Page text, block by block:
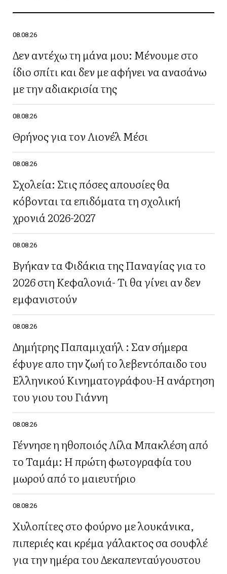
08.08.26
Δεν αντέχω τη μάνα μου: Μένουμε στο
ίδιο σπίτι και δεν με αφήνει να ανασάνω
με την αδιακρισία της
08.08.26
Θρήνος για τον Λιονέλ Μέσι
08.08.26
Σχολεία: Στις πόσες απουσίες θα
κόβονται τα επιδόματα τη σχολική
χρονιά 2026-2027
08.08.26
Βγήκαν τα Φιδάκια της Παναγίας για το
2026 στη Κεφαλονιά- Τι θα γίνει αν δεν
εμφανιστούν
08.08.26
Δημήτρης Παπαμιχαήλ : Σαν σήμερα
έφυγε απο την ζωή το λεβεντόπαιδο του
Ελληνικού Κινηματογράφου-Η ανάρτηση
του γιου του Γιάννη
08.08.26
Γέννησε η ηθοποιός Λίλα Μπακλέση από
το Ταμάμ: Η πρώτη φωτογραφία του
μωρού από το μαιευτήριο
08.08.26
Χυλοπίτες στο φούρνο με λουκάνικα,
πιπεριές και κρέμα γάλακτος σα σουφλέ
για την ημέρα του Δεκαπενταύγουστου